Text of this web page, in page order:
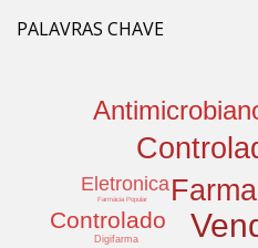
PALAVRAS CHAVE
Controlado
Eletronica
Digifarma
Farmácia Popular